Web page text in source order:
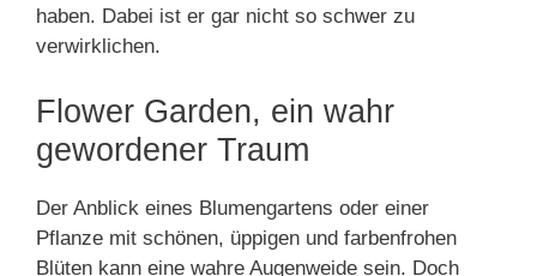
haben. Dabei ist er gar nicht so schwer zu
verwirklichen.
Flower Garden, ein wahr
gewordener Traum
Der Anblick eines Blumengartens oder einer
Pflanze mit schönen, üppigen und farbenfrohen
Blüten kann eine wahre Augenweide sein. Doch